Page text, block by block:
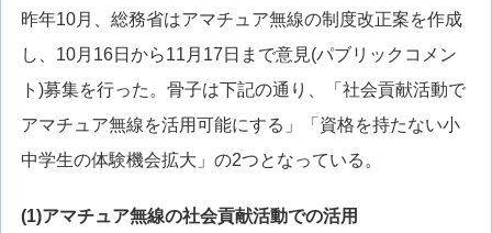
昨年10月、総務省はアマチュア無線の制度改正案を作成
し、10月16日から11月17日まで意見(パブリックコメン
ト)募集を行った。骨子は下記の通り、「社会貢献活動で
アマチュア無線を活用可能にする」「資格を持たない小
中学生の体験機会拡大」の2つとなっている。
(1)アマチュア無線の社会貢献活動での活用